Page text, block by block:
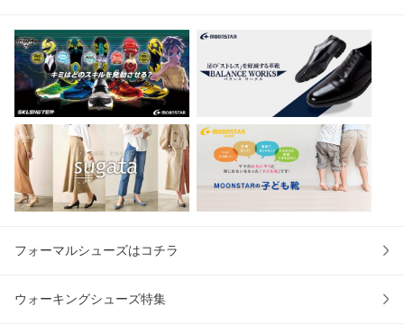
フォーマルシューズはコチラ
ウォーキングシューズ特集